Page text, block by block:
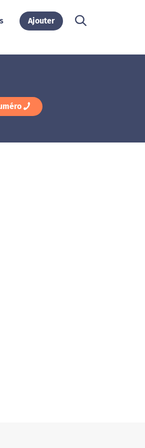
Ajouter